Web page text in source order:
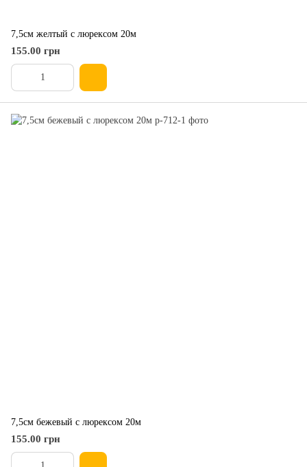
7,5см желтый с люрексом 20м
155.00 грн
7,5см бежевый с люрексом 20м
155.00 грн